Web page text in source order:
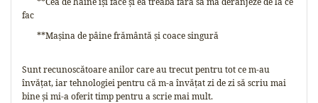
fac
**Mașina de pâine frământă și coace singură
Sunt recunoscătoare anilor care au trecut pentru tot ce m-au
învățat, iar tehnologiei pentru că m-a învățat zi de zi să scriu mai
bine și mi-a oferit timp pentru a scrie mai mult.